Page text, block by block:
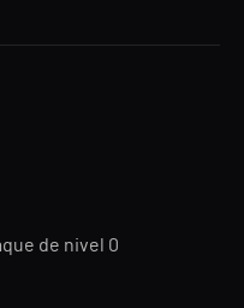
de nivel 0